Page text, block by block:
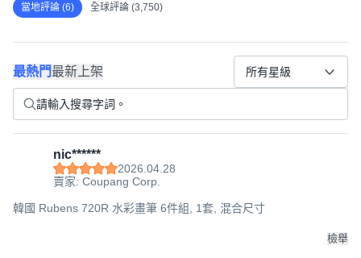
當地評論 (6) 全球評論 (3,750)
最熱門最新上架 所有星級
nic******
2026.04.28
賣家: Coupang Corp.
韓國 Rubens 720R 水彩畫筆 6件組, 1套, 混合尺寸
檢舉